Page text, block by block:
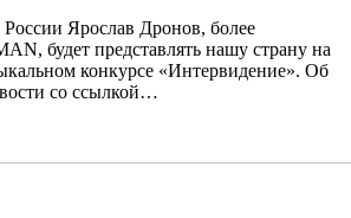
Ярослав Дронов, более
будет представлять нашу страну на
конкурсе «Интервидение». Об
со ссылкой…